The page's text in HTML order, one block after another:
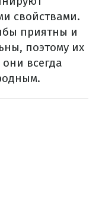
свойствами.
приятны и
поэтому их
всегда